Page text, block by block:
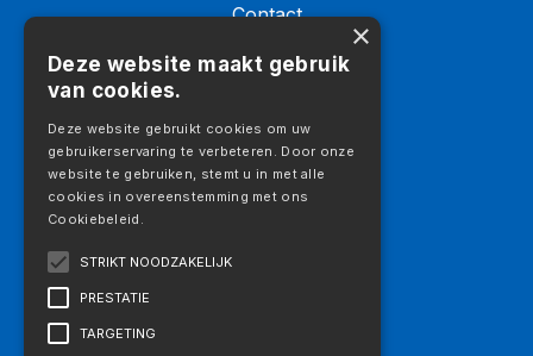
Contact
Galerij
Aanbod
Aanbod
Vrachtwagens
Opleggers
×
Deze website maakt gebruik
van cookies.
Deze website gebruikt cookies om uw
gebruikerservaring te verbeteren. Door onze
website te gebruiken, stemt u in met alle
cookies in overeenstemming met ons
Cookiebeleid.
STRIKT NOODZAKELIJK
PRESTATIE
TARGETING